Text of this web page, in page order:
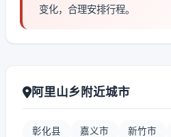
变化，合理安排行程。
阿里山乡附近城市
彰化县 嘉义市 新竹市